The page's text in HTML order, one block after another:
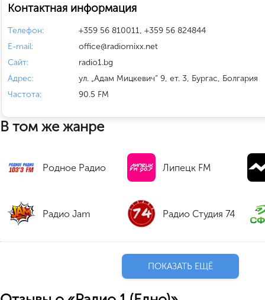
Контактная информация
Телефон:
+359 56 810011, +359 56 824844
E-mail:
office@radiomixx.net
Сайт:
radio1.bg
Адрес:
ул. „Адам Мицкевич“ 9, ет. 3, Бургас, Болгария
Частота:
90.5 FM
В том же жанре
Родное Радио Липецк FM
Радио Jam Радио Студия 74
ПОКАЗАТЬ ЕЩЁ